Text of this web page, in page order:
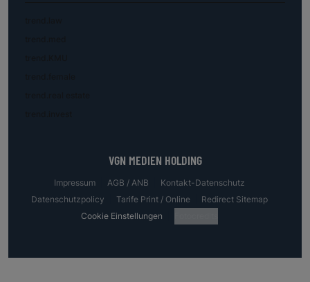
VGN MEDIEN HOLDING
Impressum AGB / ANB
Kontakt-Datenschutz
Datenschutzpolicy
Tarife Print / Online
Redirect Sitemap
Cookie Einstellungen